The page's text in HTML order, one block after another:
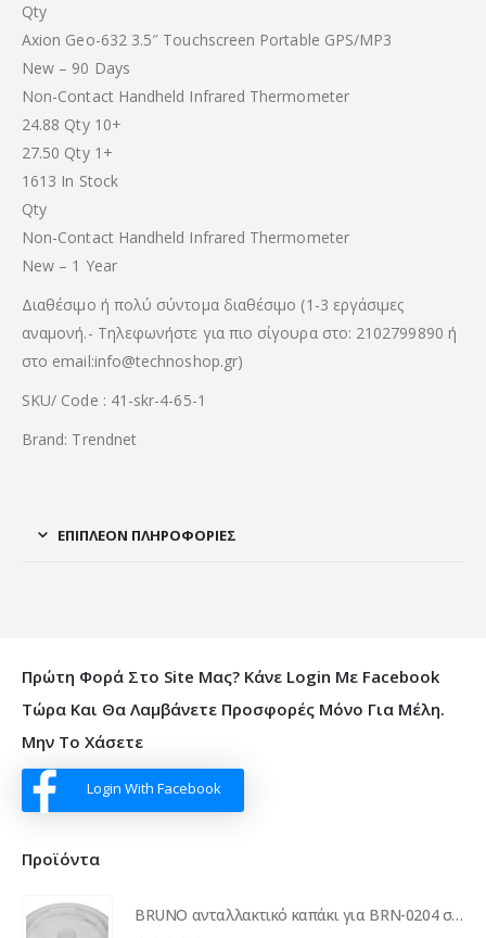
Qty
Axion Geo-632 3.5″ Touchscreen Portable GPS/MP3
New – 90 Days
Non-Contact Handheld Infrared Thermometer
24.88 Qty 10+
27.50 Qty 1+
1613 In Stock
Qty
Non-Contact Handheld Infrared Thermometer
New – 1 Year
Διαθέσιμο ή πολύ σύντομα διαθέσιμο (1-3 εργάσιμες
αναμονή.- Τηλεφωνήστε για πιο σίγουρα στο: 2102799890 ή
στο email:info@technoshop.gr)
SKU/ Code : 41-skr-4-65-1
Brand: Trendnet
ΕΠΙΠΛΈΟΝ ΠΛΗΡΟΦΟΡΊΕΣ
Πρώτη Φορά Στο Site Μας? Κάνε Login Με Facebook
Τώρα Και Θα Λαμβάνετε Προσφορές Μόνο Για Μέλη.
Μην Το Χάσετε
Login With Facebook
Προϊόντα
BRUNO ανταλλακτικό καπάκι για BRN-0204 συσκευή για αφρόγαλα